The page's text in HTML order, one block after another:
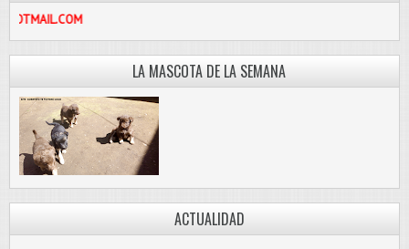
LA MASCOTA DE LA SEMANA
ACTUALIDAD